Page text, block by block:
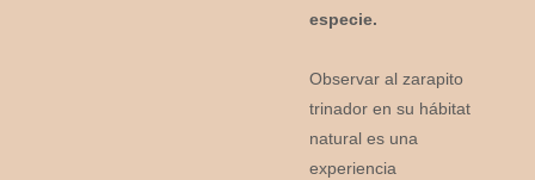
especie.
Observar al zarapito
trinador en su hábitat
natural es una
experiencia